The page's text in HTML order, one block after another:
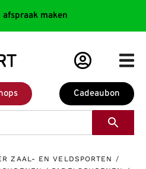
maken
Cadeaubon
ZAAL- EN VELDSPORTEN /